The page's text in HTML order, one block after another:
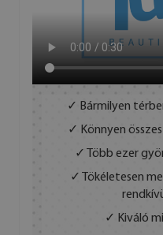
✓ Bármilyen
✓ Könnyen
✓ Több ezer
✓ Tökéletesen
✓ Kiváló